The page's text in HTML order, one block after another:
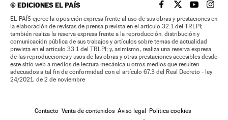
©EDICIONES EL PAÍS EL PAÍS BRASIL EN
EL PAÍSEL PAÍS
EL
EL PAÍS ejerce la oposición expresa frente al uso de sus obras y prestaciones en
la elaboración de revistas de prensa prevista en el artículo 32.1 del TRLPI;
también realiza la reserva expresa frente a la reproducción, distribución y
comunicación pública de sus trabajos y artículos sobre temas de actualidad
prevista en el artículo 33.1 del TRLPI; y, asimismo, realiza una reserva expresa
de las reproducciones y usos de las obras y otras prestaciones accesibles desde
este sitio web a medios de lectura mecánica u otros medios que resulten
adecuados a tal fin de conformidad con el artículo 67.3 del Real Decreto - ley
24/2021, de 2 de noviembre
Contacto Venta de contenidos Aviso legal
Política cookies